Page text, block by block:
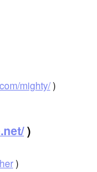
mighty/)
)
)